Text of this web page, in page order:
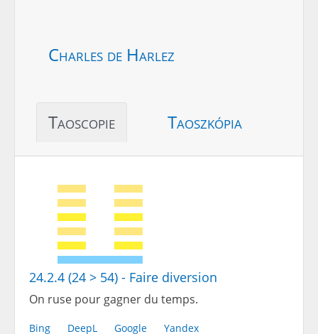
Charles de Harlez
Taoscopie Taoszkópia
24.2.4 (24 > 54) - Faire diversion
On ruse pour gagner du temps.
Bing DeepL Google Yandex